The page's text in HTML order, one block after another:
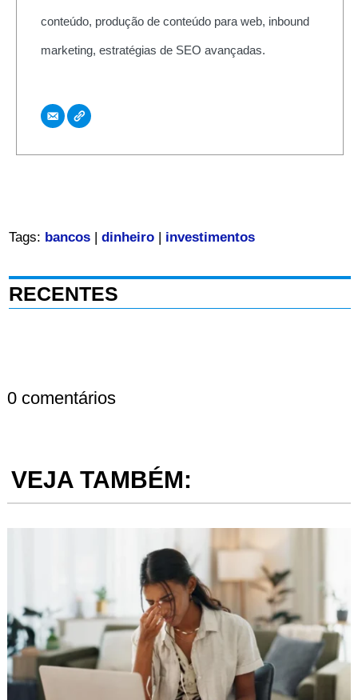
conteúdo, produção de conteúdo para web, inbound
marketing, estratégias de SEO avançadas.
Tags: bancos| dinheiro| investimentos
RECENTES
0 comentários
VEJA TAMBÉM: